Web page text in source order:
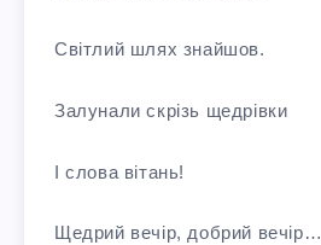
Світлий шлях знайшов.
Залунали скрізь щедрівки
І слова вітань!
Щедрий вечір, добрий вечір…